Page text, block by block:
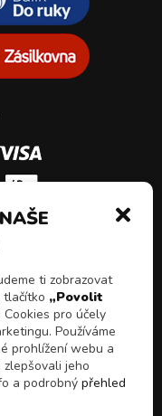
ti zobrazovat
tlačítko „Povolit
pro účely
Používáme
prohlížení webu a
jeho
a podrobný přehled